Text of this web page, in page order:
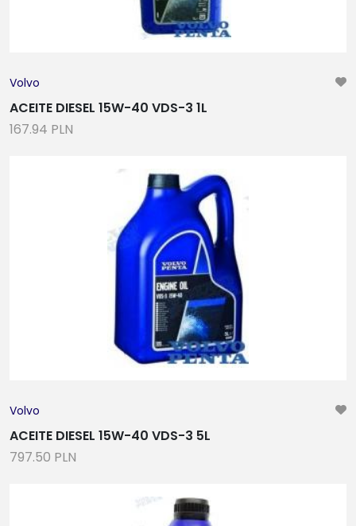
Volvo
ACEITE DIESEL 15W-40 VDS-3 1L
167.94 PLN
Volvo
ACEITE DIESEL 15W-40 VDS-3 5L
797.50 PLN